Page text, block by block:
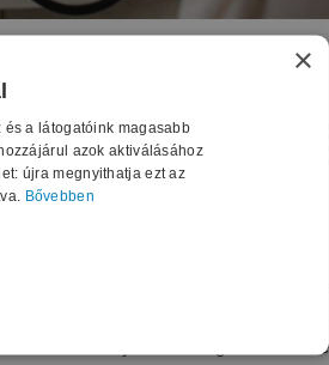
és mi
jelent kötelezettséget. Az első
elnevezésű formanyomtatványt. A
Amennyiben a vizsgálaton való
×
a látogatóink magasabb
azok aktiválásához
újra megnyithatja ezt az
Bővebben